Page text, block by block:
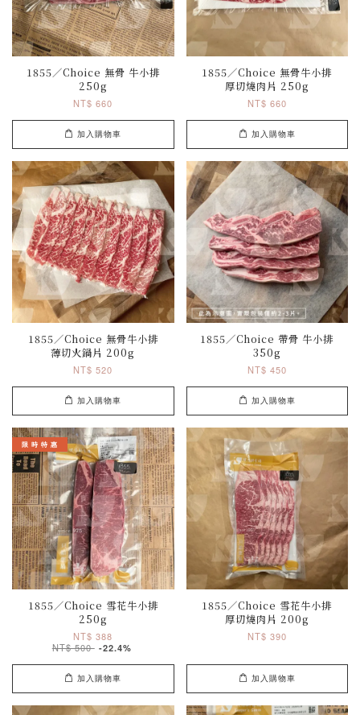
1855／Choice 無骨 牛小排
250g
NT$ 660
加入購物車
1855／Choice 無骨牛小排
厚切燒肉片 250g
NT$ 660
加入購物車
1855／Choice 無骨牛小排
薄切火鍋片 200g
NT$ 520
加入購物車
1855／Choice 帶骨 牛小排
350g
NT$ 450
加入購物車
限 時 特 惠
1855／Choice 雪花牛小排
250g
NT$ 388
NT$ 500 -22.4%
加入購物車
1855／Choice 雪花牛小排
厚切燒肉片 200g
NT$ 390
加入購物車